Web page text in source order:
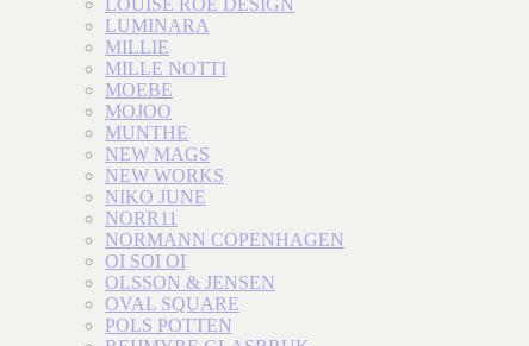
LOUISE ROE DESIGN
LUMINARA
MILLIE
MILLE NOTTI
MOEBE
MOJOO
MUNTHE
NEW MAGS
NEW WORKS
NIKO JUNE
NORR11
NORMANN COPENHAGEN
OI SOI OI
OLSSON & JENSEN
OVAL SQUARE
POLS POTTEN